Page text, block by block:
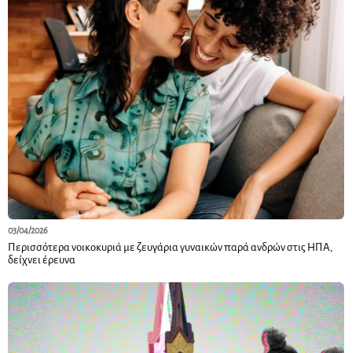
03/04/2026
Περισσότερα νοικοκυριά με ζευγάρια γυναικών παρά ανδρών στις ΗΠΑ,
δείχνει έρευνα